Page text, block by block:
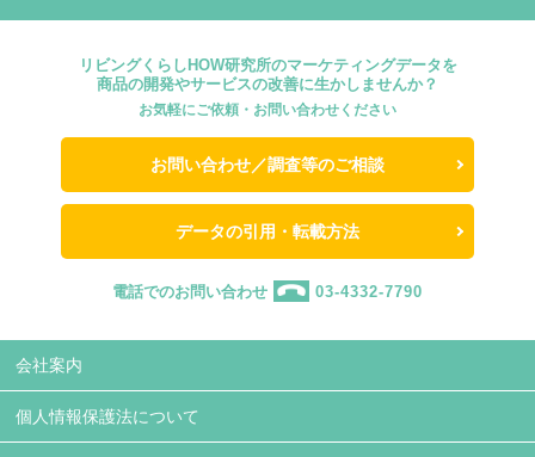
リビングくらしHOW研究所のマーケティングデータを
商品の開発やサービスの改善に生かしませんか？
お気軽にご依頼・お問い合わせください
お問い合わせ／調査等のご相談
データの引用・転載方法
電話でのお問い合わせ 03-4332-7790
会社案内
個人情報保護法について